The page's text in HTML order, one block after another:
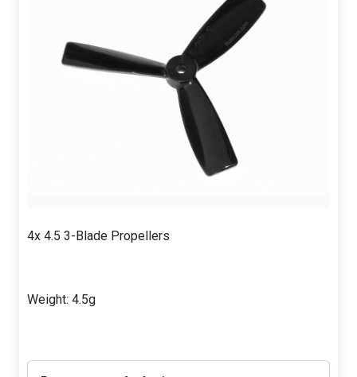
4x 4.5 3-Blade Propellers
Weight: 4.5g